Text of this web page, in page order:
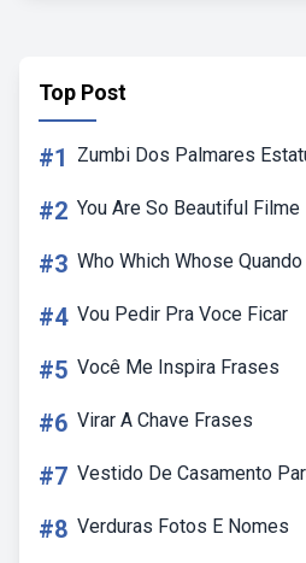
Top Post
#1 Zumbi Dos Palmares
#2 You Are So Beautiful Filme
#3 Who Which Whose
#4 Vou Pedir Pra Voce Ficar
#5 Você Me Inspira Frases
#6 Virar A Chave Frases
#7 Vestido De Casamento
#8 Verduras Fotos E Nomes